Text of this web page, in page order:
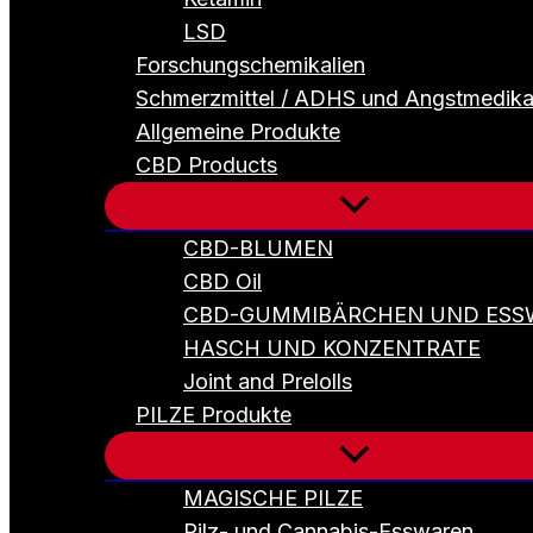
LSD
Forschungschemikalien
Schmerzmittel / ADHS und
Allgemeine Produkte
CBD Products
CBD-BLUMEN
CBD Oil
CBD-GUMMIBÄRCHEN UND
HASCH UND KONZENTRATE
Joint and Prelolls
PILZE Produkte
MAGISCHE PILZE